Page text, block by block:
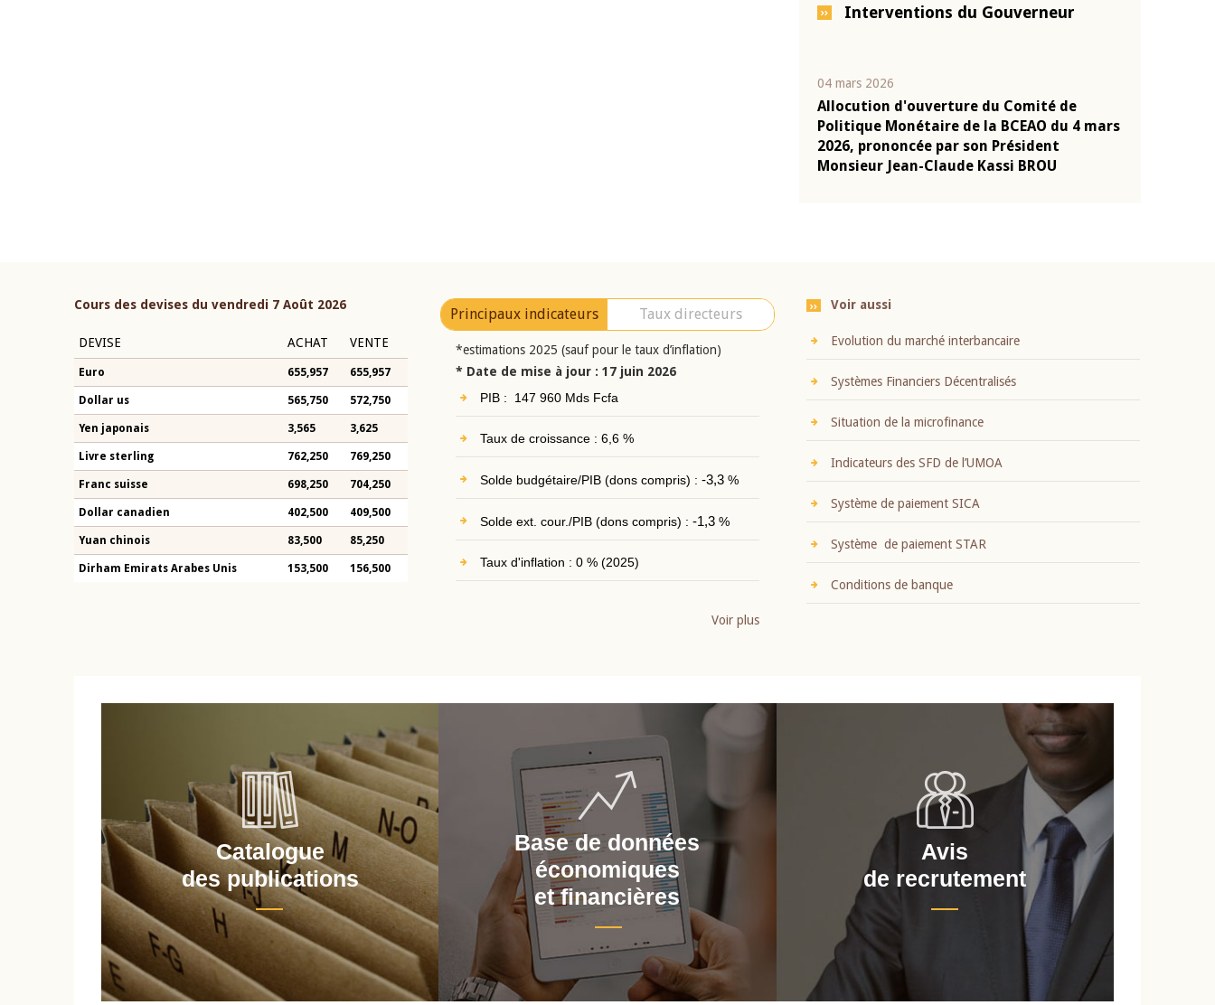
Interventions du Gouverneur
04 mars 2026
Allocution d'ouverture du Comité de
Politique Monétaire de la BCEAO du 4 mars
2026, prononcée par son Président
Monsieur Jean-Claude Kassi BROU
Cours des devises du vendredi 7 Août 2026
DEVISE ACHAT VENTE
Euro 655,957 655,957
Dollar us 565,750 572,750
Yen japonais 3,565 3,625
Livre sterling 762,250 769,250
Franc suisse 698,250 704,250
Dollar canadien 402,500 409,500
Yuan chinois 83,500 85,250
Dirham Emirats Arabes Unis 153,500 156,500
Principaux indicateurs Taux directeurs
*estimations 2025 (sauf pour le taux d’inflation)
* Date de mise à jour : 17 juin 2026
PIB : 147 960 Mds Fcfa
Taux de croissance : 6,6 %
Solde budgétaire/PIB (dons compris) : -3,3%
Solde ext. cour./PIB (dons compris) : -1,3%
Taux d'inflation : 0 % (2025)
Voir plus
Voir aussi
Evolution du marché interbancaire
Systèmes Financiers Décentralisés
Situation de la microfinance
Indicateurs des SFD de l’UMOA
Système de paiement SICA
Système de paiement STAR
Conditions de banque
Catalogue
des publications
Base de données
économiques
et financières
Avis
de recrutement